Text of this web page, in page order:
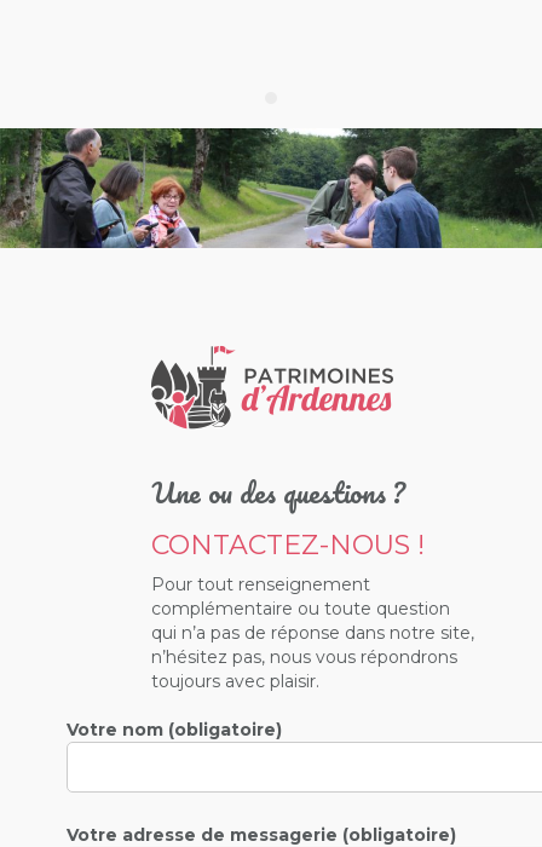
Une ou des questions ?
CONTACTEZ-NOUS !
Pour tout renseignement
complémentaire ou toute question
qui n’a pas de réponse dans notre site,
n’hésitez pas, nous vous répondrons
toujours avec plaisir.
Votre nom (obligatoire)
Votre adresse de messagerie (obligatoire)